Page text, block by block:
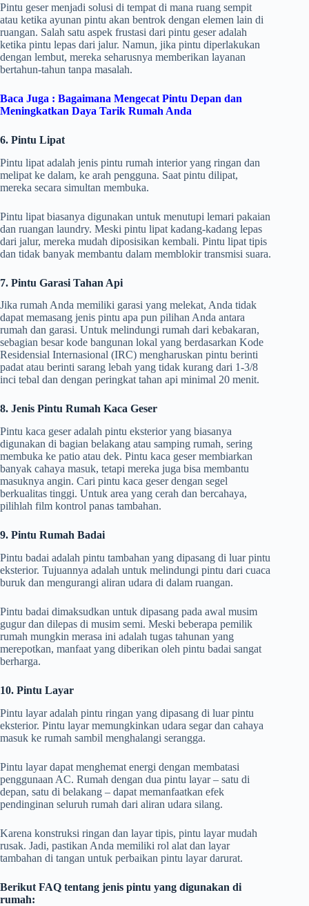
Pintu geser menjadi solusi di tempat di mana ruang sempit
atau ketika ayunan pintu akan bentrok dengan elemen lain di
ruangan. Salah satu aspek frustasi dari pintu geser adalah
ketika pintu lepas dari jalur. Namun, jika pintu diperlakukan
dengan lembut, mereka seharusnya memberikan layanan
bertahun-tahun tanpa masalah.
Baca Juga : Bagaimana Mengecat Pintu Depan dan
Meningkatkan Daya Tarik Rumah Anda
6. Pintu Lipat
Pintu lipat adalah jenis pintu rumah interior yang ringan dan
melipat ke dalam, ke arah pengguna. Saat pintu dilipat,
mereka secara simultan membuka.
Pintu lipat biasanya digunakan untuk menutupi lemari pakaian
dan ruangan laundry. Meski pintu lipat kadang-kadang lepas
dari jalur, mereka mudah diposisikan kembali. Pintu lipat tipis
dan tidak banyak membantu dalam memblokir transmisi suara.
7. Pintu Garasi Tahan Api
Jika rumah Anda memiliki garasi yang melekat, Anda tidak
dapat memasang jenis pintu apa pun pilihan Anda antara
rumah dan garasi. Untuk melindungi rumah dari kebakaran,
sebagian besar kode bangunan lokal yang berdasarkan Kode
Residensial Internasional (IRC) mengharuskan pintu berinti
padat atau berinti sarang lebah yang tidak kurang dari 1-3/8
inci tebal dan dengan peringkat tahan api minimal 20 menit.
8. Jenis Pintu Rumah Kaca Geser
Pintu kaca geser adalah pintu eksterior yang biasanya
digunakan di bagian belakang atau samping rumah, sering
membuka ke patio atau dek. Pintu kaca geser membiarkan
banyak cahaya masuk, tetapi mereka juga bisa membantu
masuknya angin. Cari pintu kaca geser dengan segel
berkualitas tinggi. Untuk area yang cerah dan bercahaya,
pilihlah film kontrol panas tambahan.
9. Pintu Rumah Badai
Pintu badai adalah pintu tambahan yang dipasang di luar pintu
eksterior. Tujuannya adalah untuk melindungi pintu dari cuaca
buruk dan mengurangi aliran udara di dalam ruangan.
Pintu badai dimaksudkan untuk dipasang pada awal musim
gugur dan dilepas di musim semi. Meski beberapa pemilik
rumah mungkin merasa ini adalah tugas tahunan yang
merepotkan, manfaat yang diberikan oleh pintu badai sangat
berharga.
10. Pintu Layar
Pintu layar adalah pintu ringan yang dipasang di luar pintu
eksterior. Pintu layar memungkinkan udara segar dan cahaya
masuk ke rumah sambil menghalangi serangga.
Pintu layar dapat menghemat energi dengan membatasi
penggunaan AC. Rumah dengan dua pintu layar – satu di
depan, satu di belakang – dapat memanfaatkan efek
pendinginan seluruh rumah dari aliran udara silang.
Karena konstruksi ringan dan layar tipis, pintu layar mudah
rusak. Jadi, pastikan Anda memiliki rol alat dan layar
tambahan di tangan untuk perbaikan pintu layar darurat.
Berikut FAQ tentang jenis pintu yang digunakan di
rumah: